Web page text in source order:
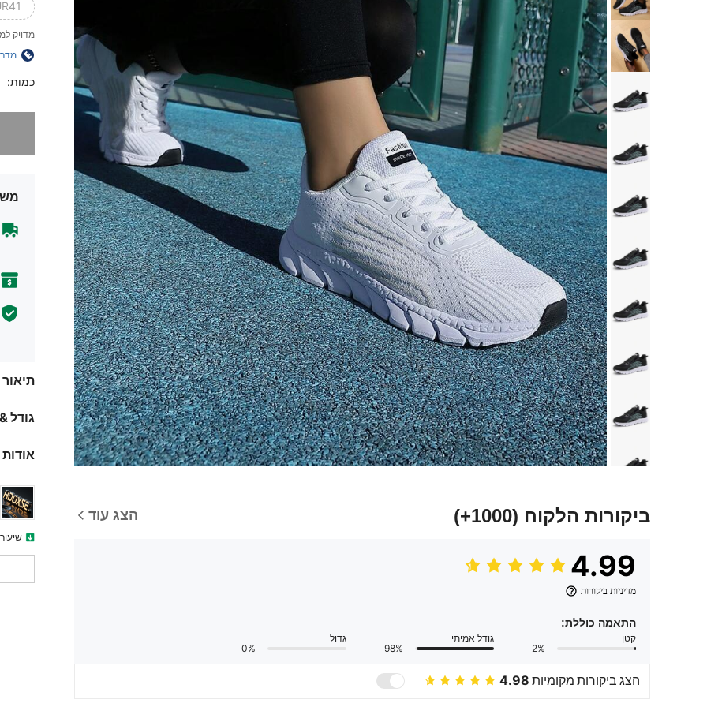
ביקורות הלקוח (1000+) הצג עוד
4.99
מדיניות ביקורות
התאמה כוללת:
קטן
2%
גודל אמיתי
98%
גדול
0%
הצג ביקורות מקומיות 4.98
מדויק
כמות:
תיאור
גודל